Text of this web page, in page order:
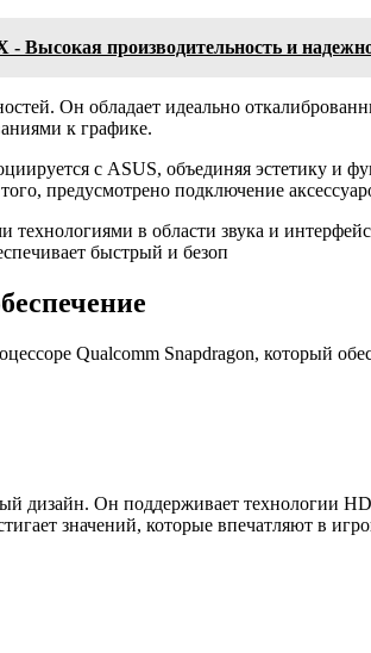
Высокая производительность и
Он обладает идеально
к графике.
с ASUS, объединяя эстетику и
предусмотрено подключение
в области звука и
быстрый и безоп
Qualcomm Snapdragon, который
дизайн. Он поддерживает технологии
значений, которые впечатляют в